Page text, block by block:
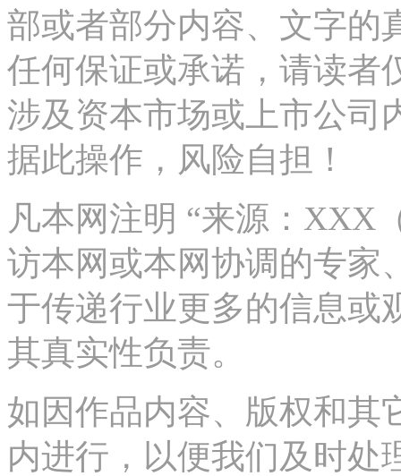
部或者部分内容、文字的
任何保证或承诺，请读者
涉及资本市场或上市公司
据此操作，风险自担！
凡本网注明 “来源：XXX
访本网或本网协调的专家
于传递行业更多的信息或
其真实性负责。
如因作品内容、版权和其
内进行，以便我们及时处